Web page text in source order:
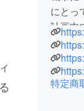
にとっ
計画中
世界中
使用し
を。そ
けで
特定商